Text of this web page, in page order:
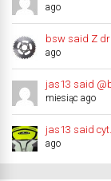
ago
bsw said Z
ago
jas13 said
miesiąc ago
jas13 said
ago